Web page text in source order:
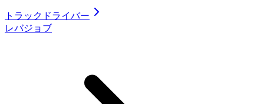
トラックドライバー
レバジョブ